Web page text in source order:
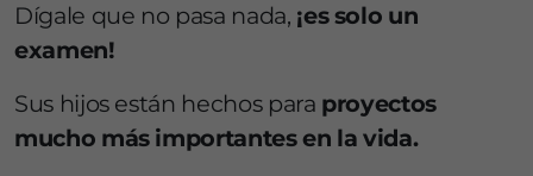
Dígale que no pasa nada, ¡es solo un
examen!
Sus hijos están hechos para proyectos
mucho más importantes en la vida.